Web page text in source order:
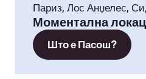
Париз, Лос Анџелес,
Моментална
Што е Пасош?